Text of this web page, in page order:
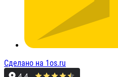
Сделано на 1os.ru